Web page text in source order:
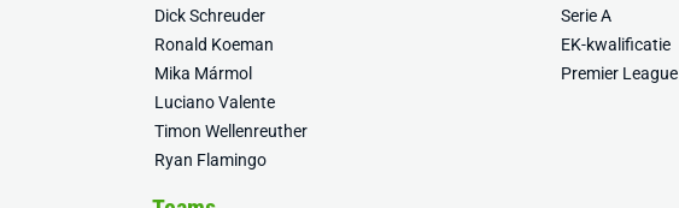
Dick Schreuder
Ronald Koeman
Mika Mármol
Luciano Valente
Timon Wellenreuther
Ryan Flamingo
Serie A
EK-kwalificatie
Premier League